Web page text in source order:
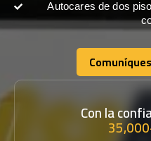
Autocares de dos
Con la